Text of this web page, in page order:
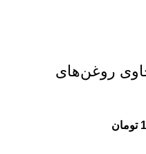
روغن‌های
تومان